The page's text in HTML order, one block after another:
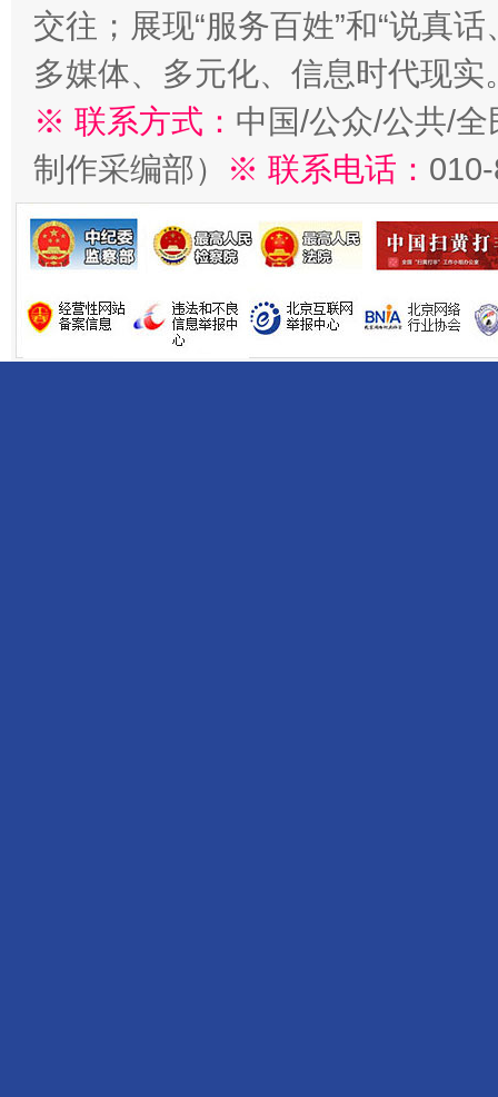
交往；展现“服务百姓”和“说真
多媒体、多元化、信息时代现实
※ 联系方式： 中国/公众/公共/
制作采编部）
※ 联系电话：